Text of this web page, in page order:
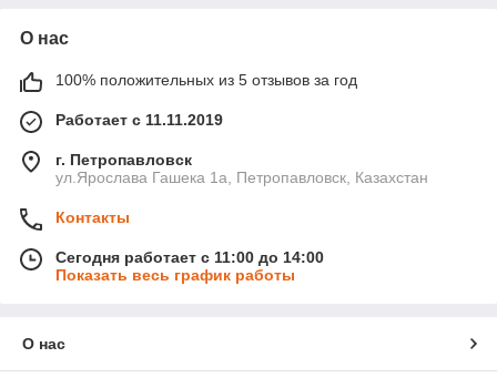
О нас
100% положительных из 5 отзывов за год
Работает с 11.11.2019
г. Петропавловск
ул.Ярослава Гашека 1а, Петропавловск, Казахстан
Контакты
Сегодня работает с 11:00 до 14:00
Показать весь график работы
О нас